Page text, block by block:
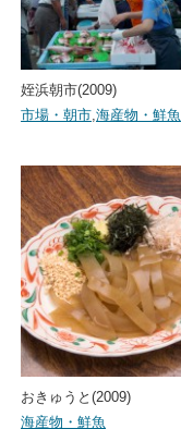
姪浜朝市(2009)
市場・朝市,海産物・鮮魚
おきゅうと(2009)
海産物・鮮魚